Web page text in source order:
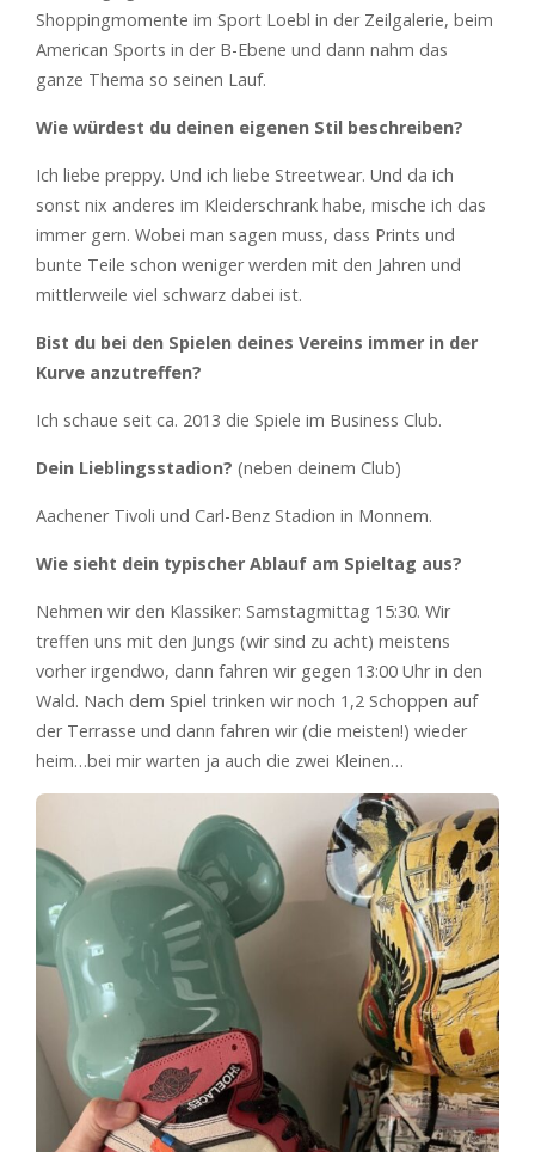
Shoppingmomente im Sport Loebl in der Zeilgalerie, beim
American Sports in der B-Ebene und dann nahm das
ganze Thema so seinen Lauf.
Wie würdest du deinen eigenen Stil beschreiben?
Ich liebe preppy. Und ich liebe Streetwear. Und da ich
sonst nix anderes im Kleiderschrank habe, mische ich das
immer gern. Wobei man sagen muss, dass Prints und
bunte Teile schon weniger werden mit den Jahren und
mittlerweile viel schwarz dabei ist.
Bist du bei den Spielen deines Vereins immer in der
Kurve anzutreffen?
Ich schaue seit ca. 2013 die Spiele im Business Club.
Dein Lieblingsstadion? (neben deinem Club)
Aachener Tivoli und Carl-Benz Stadion in Monnem.
Wie sieht dein typischer Ablauf am Spieltag aus?
Nehmen wir den Klassiker: Samstagmittag 15:30. Wir
treffen uns mit den Jungs (wir sind zu acht) meistens
vorher irgendwo, dann fahren wir gegen 13:00 Uhr in den
Wald. Nach dem Spiel trinken wir noch 1,2 Schoppen auf
der Terrasse und dann fahren wir (die meisten!) wieder
heim…bei mir warten ja auch die zwei Kleinen…